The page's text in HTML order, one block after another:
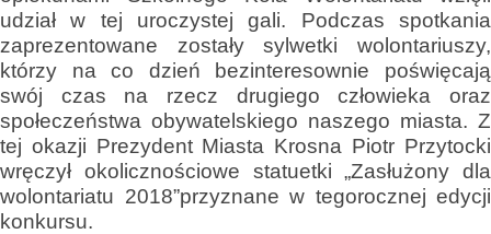
udział w tej uroczystej gali. Podczas spotkania
zaprezentowane zostały sylwetki wolontariuszy,
którzy na co dzień bezinteresownie poświęcają
swój czas na rzecz drugiego człowieka oraz
społeczeństwa obywatelskiego naszego miasta. Z
tej okazji Prezydent Miasta Krosna Piotr Przytocki
wręczył okolicznościowe statuetki „Zasłużony dla
wolontariatu 2018”przyznane w tegorocznej edycji
konkursu.